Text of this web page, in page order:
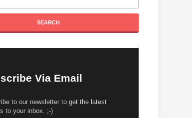
Via Email
to our newsletter to get the latest
to your inbox. ;-)